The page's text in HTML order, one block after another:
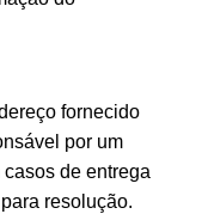
fornecido
por um
de entrega
resolução.